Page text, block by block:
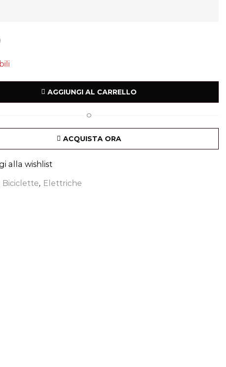
AGGIUNGI AL CARRELLO
O
ACQUISTA ORA
alla wishlist
Biciclette, Elettriche